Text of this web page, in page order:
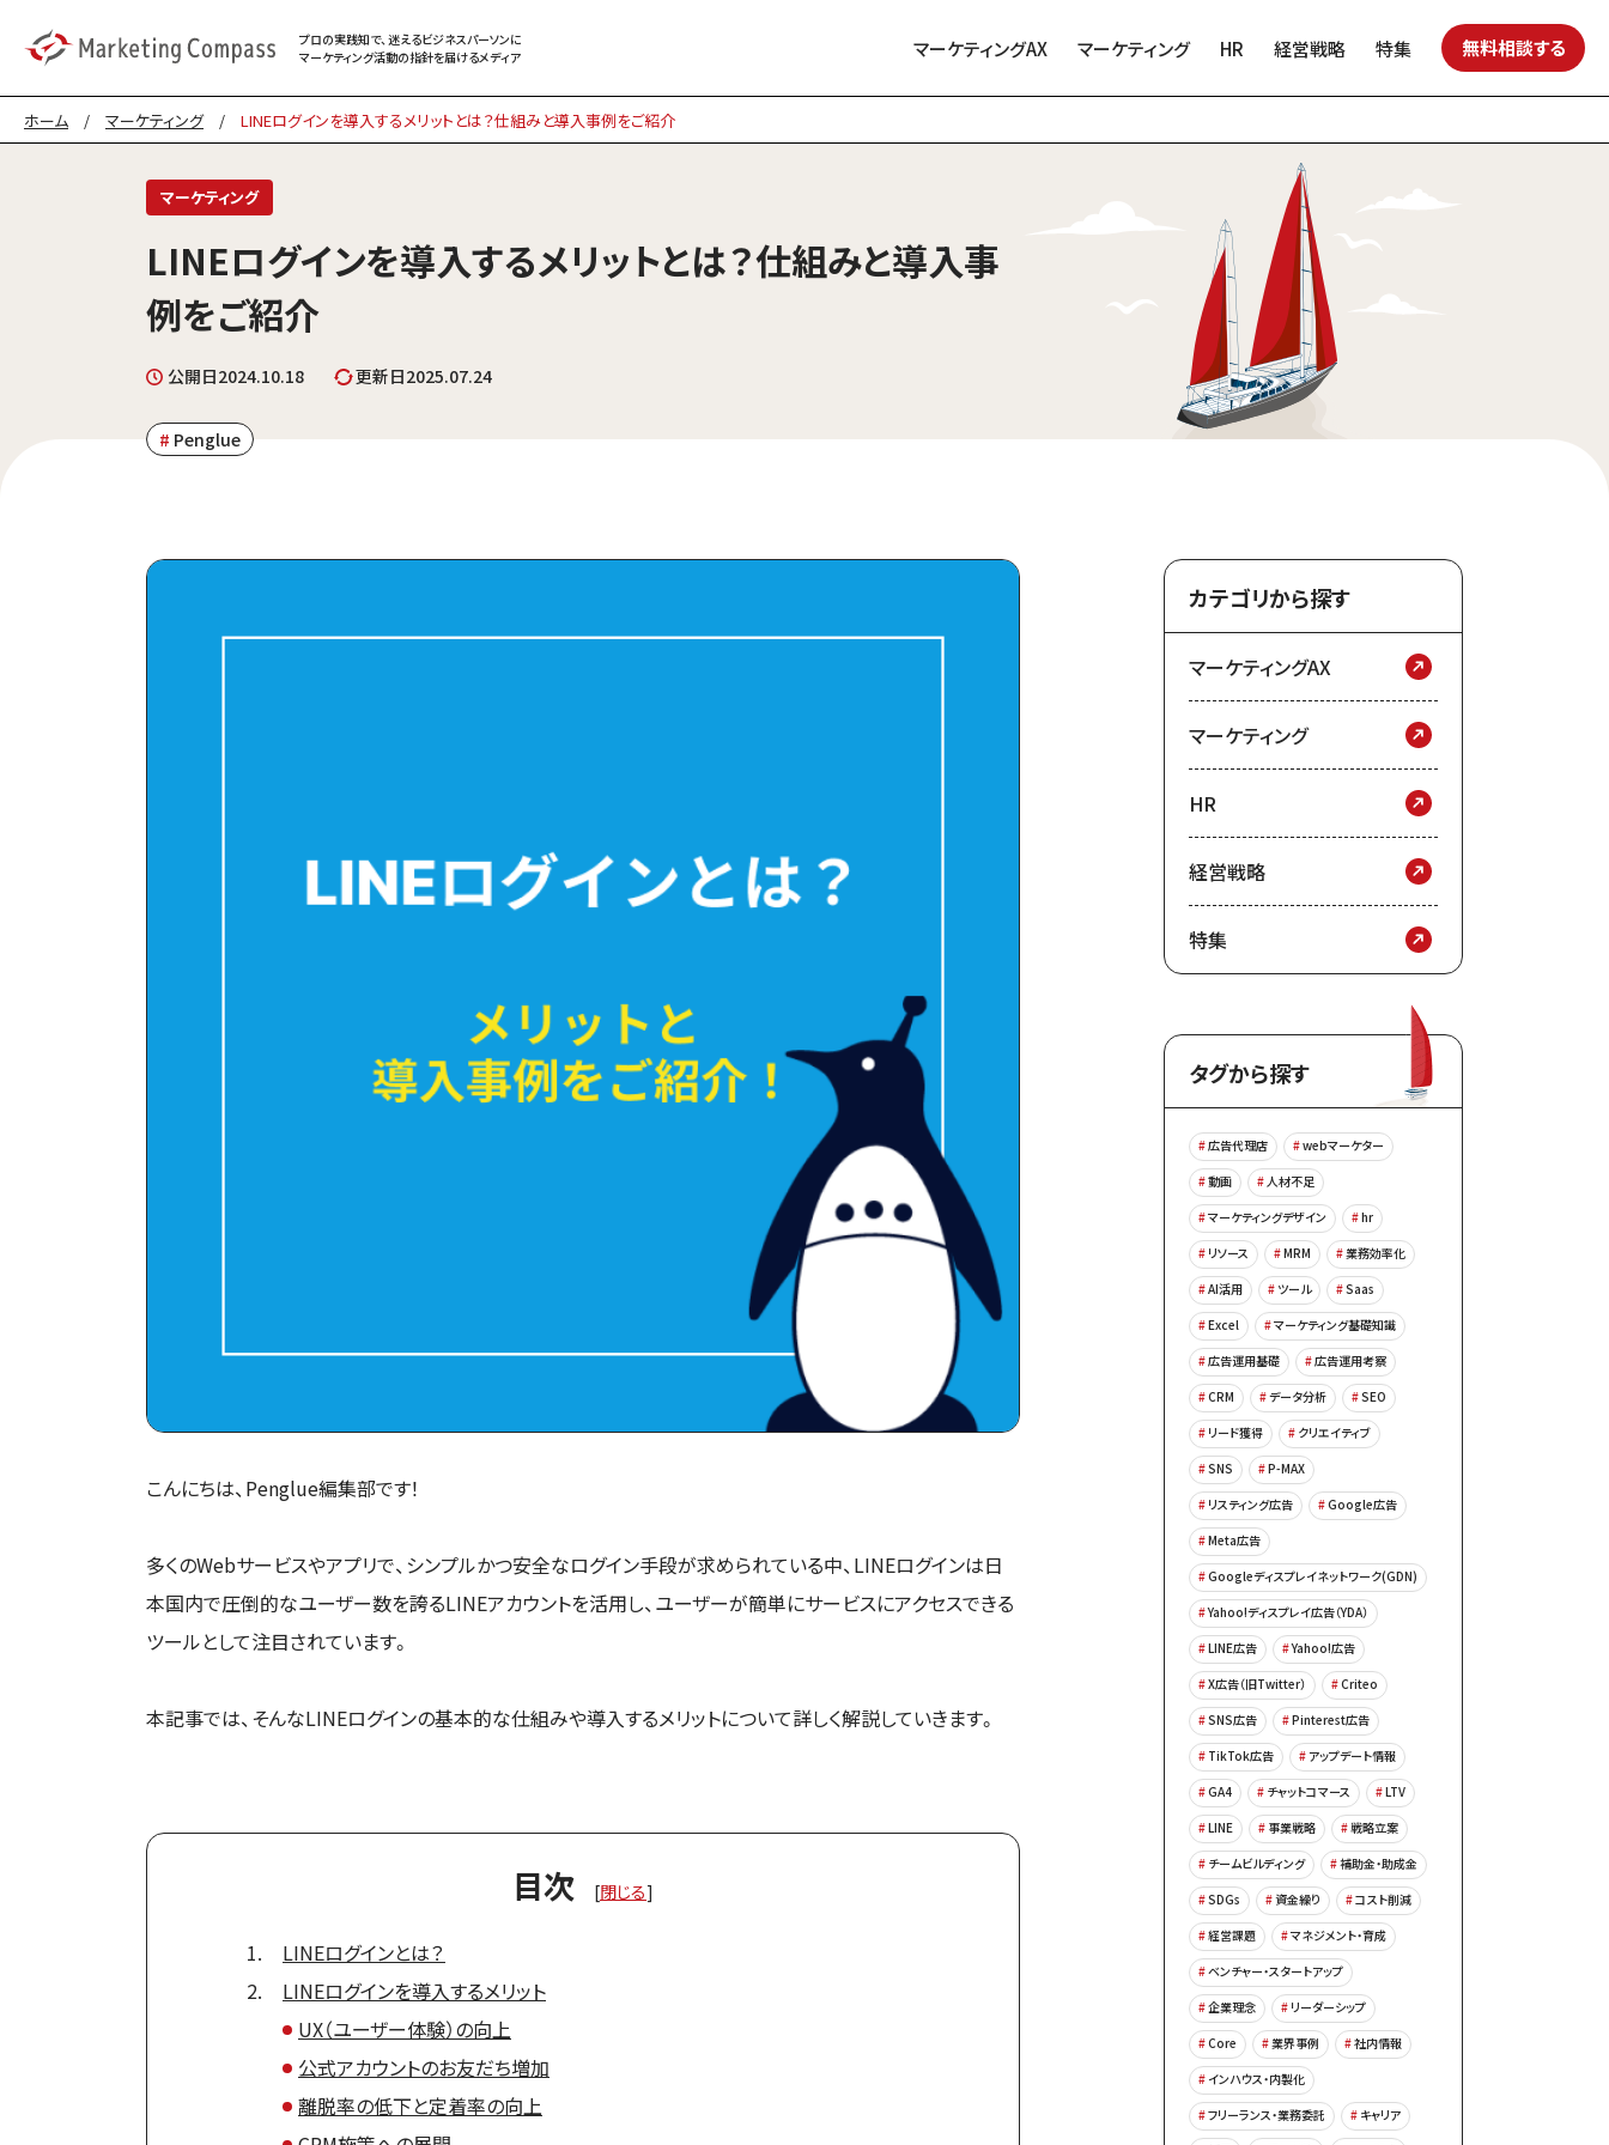
プロの実践知で、迷えるビジネスパーソンに
マーケティング活動の指針を届けるメディア マーケティングAX マーケティング HR 経営戦略 特集 無料相談する
ホーム / マーケティング/ LINEログインを導入するメリットとは？仕組みと導入事例をご紹介
マーケティング
LINEログインを導入するメリットとは？仕組みと導入事
例をご紹介
公開日2024.10.18 更新日2025.07.24
Penglue
こんにちは、Penglue編集部です！
多くのWebサービスやアプリで、シンプルかつ安全なログイン手段が求められている中、LINEログインは日
本国内で圧倒的なユーザー数を誇るLINEアカウントを活用し、ユーザーが簡単にサービスにアクセスできる
ツールとして注目されています。
本記事では、そんなLINEログインの基本的な仕組みや導入するメリットについて詳しく解説していきます。
目次 [閉じる]
LINEログインとは？
LINEログインを導入するメリット
UX（ユーザー体験）の向上
公式アカウントのお友だち増加
離脱率の低下と定着率の向上
カテゴリから探す
マーケティングAX
マーケティング
HR
経営戦略
特集
タグから探す
広告代理店
webマーケター
動画
人材不足
マーケティングデザイン
hr
リソース
MRM
業務効率化
AI活用
ツール
Saas
Excel
マーケティング基礎知識
広告運用基礎
広告運用考察
CRM
データ分析
SEO
リード獲得
クリエイティブ
SNS
P-MAX
リスティング広告
Google広告
Meta広告
Googleディスプレイネットワーク(GDN)
Yahoo!ディスプレイ広告（YDA）
LINE広告
Yahoo!広告
X広告（旧Twitter）
Criteo
SNS広告
Pinterest広告
TikTok広告
アップデート情報
GA4
チャットコマース
LTV
LINE
事業戦略
戦略立案
チームビルディング
補助金・助成金
SDGs
資金繰り
コスト削減
経営課題
マネジメント・育成
ベンチャー・スタートアップ
企業理念
リーダーシップ
Core
業界事例
社内情報
インハウス・内製化
フリーランス・業務委託
キャリア